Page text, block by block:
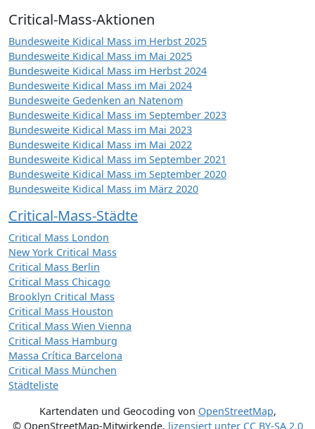
Critical-Mass-Aktionen
Bundesweite Kidical Mass im Herbst 2025
Bundesweite Kidical Mass im Mai 2025
Bundesweite Kidical Mass im Herbst 2024
Bundesweite Kidical Mass im Mai 2024
Bundesweite Gedenken an Natenom
Bundesweite Kidical Mass im September 2023
Bundesweite Kidical Mass im Mai 2023
Bundesweite Kidical Mass im Mai 2022
Bundesweite Kidical Mass im September 2021
Bundesweite Kidical Mass im September 2020
Bundesweite Kidical Mass im März 2020
Critical-Mass-Städte
Critical Mass London
New York Critical Mass
Critical Mass Berlin
Critical Mass Chicago
Brooklyn Critical Mass
Critical Mass Houston
Critical Mass Wien Vienna
Critical Mass Hamburg
Massa Crítica Barcelona
Critical Mass München
Städteliste
Kartendaten und Geocoding von OpenStreetMap,
© OpenStreetMap-Mitwirkende, lizensiert unter CC BY-SA 2.0